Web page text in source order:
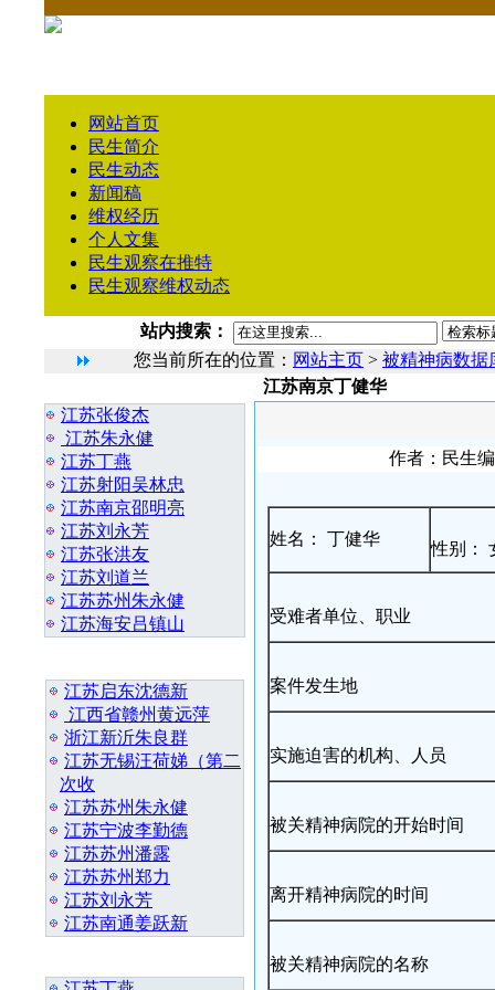
网站首页
民生简介
民生动态
新闻稿
维权经历
个人文集
民生观察在推特
民生观察维权动态
站内搜索：
您当前所在的位置： 网站主页 > 被精神病数据
江苏张俊杰
江苏朱永健
江苏丁燕
江苏射阳吴林忠
江苏南京邵明亮
江苏刘永芳
江苏张洪友
江苏刘道兰
江苏苏州朱永健
江苏海安吕镇山
江苏启东沈德新
江西省赣州黄远萍
浙江新沂朱良群
江苏无锡汪荷娣（第二
次收
江苏苏州朱永健
江苏宁波李勤德
江苏苏州潘露
江苏苏州郑力
江苏刘永芳
江苏南通姜跃新
江苏南京丁健华
作者：民生
姓名： 丁健华
性别：
受难者单位、职业
案件发生地
实施迫害的机构、人员
被关精神病院的开始时间
离开精神病院的时间
被关精神病院的名称